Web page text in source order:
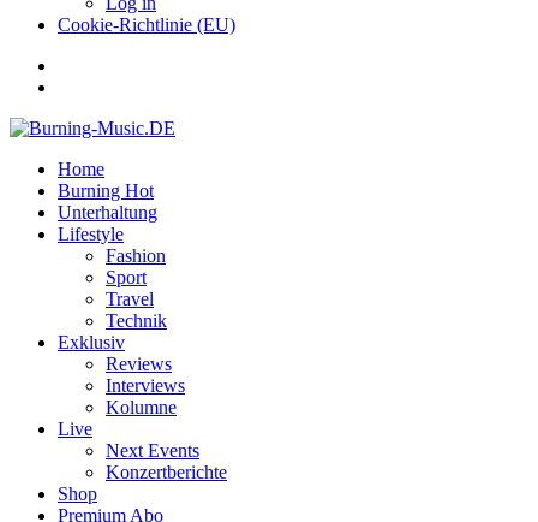
Cookie-Richtlinie (EU)
Home
Burning Hot
Unterhaltung
Lifestyle
Fashion
Sport
Travel
Technik
Exklusiv
Reviews
Interviews
Kolumne
Live
Next Events
Konzertberichte
Shop
Premium Abo